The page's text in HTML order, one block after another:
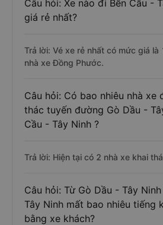
Câu hỏi: Xe nào đi Bến Cầu -
giá rẻ nhất?
Trả lời: Vé xe rẻ nhất có mức giá
nhà xe Đồng Phước.
Câu hỏi: Có bao nhiêu nhà xe
thác tuyến đường Gò Dầu -
Cầu - Tây Ninh ?
Trả lời: Hiện tại có 2 nhà xe khai
Câu hỏi: Từ Gò Dầu - Tây
Tây Ninh mất bao nhiêu tiếng
bằng xe khách?